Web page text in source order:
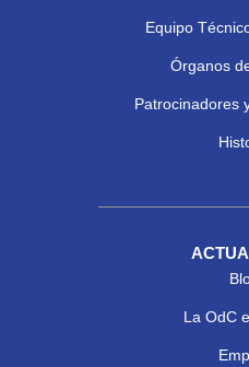
Equipo
Órganos
Patrocinadores
La OdC